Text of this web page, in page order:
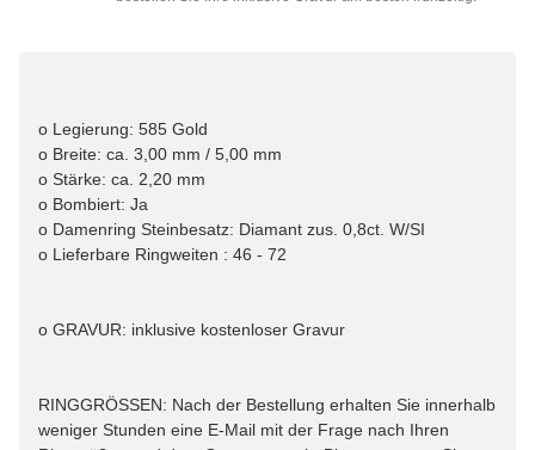
o Legierung: 585 Gold
o Breite: ca. 3,00 mm / 5,00 mm
o Stärke: ca. 2,20 mm
o Bombiert: Ja
o Damenring Steinbesatz: Diamant zus. 0,8ct. W/SI
o Lieferbare Ringweiten : 46 - 72
o GRAVUR: inklusive kostenloser Gravur
RINGGRÖSSEN: Nach der Bestellung erhalten Sie innerhalb
weniger Stunden eine E-Mail mit der Frage nach Ihren